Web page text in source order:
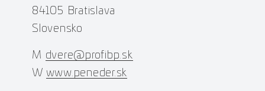
84105 Bratislava
Slovensko
M dvere@profibp.sk
W www.peneder.sk